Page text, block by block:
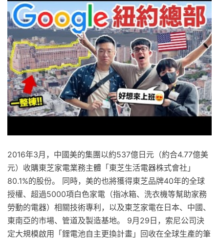
2016年3月，中國美的集團以約537億日元（約合4.77億美
元）收購東芝家電業務主體「東芝生活電器株式會社」
80.1%的股份。 同時，美的也將獲得東芝品牌40年的全球
授權、超過5000項白色家電（指冰箱、洗衣機等幫助家務
勞動的電器）相關技術專利，以及東芝家電在日本、中國、
東南亞的市場、管道及製造基地。 9月29日，索尼公司決
定大規模啟用「鋰電池自主更換計畫」回收在全球生產的筆